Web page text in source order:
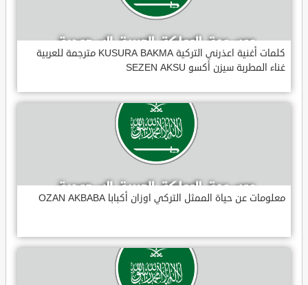
كلمات أغنية اعذرني التركية KUSURA BAKMA مترجمة للعربية
غناء المطربة سيزن أكسو SEZEN AKSU
معلومات عن حياة الممثل التركي اوزان أكبابا OZAN AKBABA